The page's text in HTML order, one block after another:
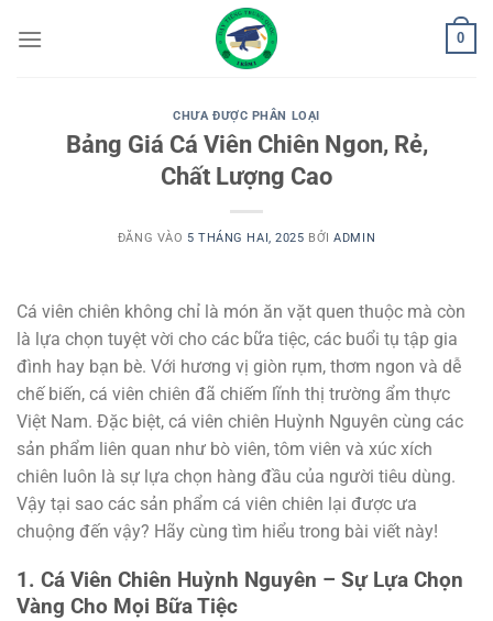
qua
0
CHƯA ĐƯỢC PHÂN LOẠI
Bảng Giá Cá Viên Chiên Ngon, Rẻ,
Chất Lượng Cao
ĐĂNG VÀO 5 THÁNG HAI, 2025 BỞIADMIN
Cá viên chiên không chỉ là món ăn vặt quen thuộc mà còn
là lựa chọn tuyệt vời cho các bữa tiệc, các buổi tụ tập gia
đình hay bạn bè. Với hương vị giòn rụm, thơm ngon và dễ
chế biến, cá viên chiên đã chiếm lĩnh thị trường ẩm thực
Việt Nam. Đặc biệt, cá viên chiên Huỳnh Nguyên cùng các
sản phẩm liên quan như bò viên, tôm viên và xúc xích
chiên luôn là sự lựa chọn hàng đầu của người tiêu dùng.
Vậy tại sao các sản phẩm cá viên chiên lại được ưa
chuộng đến vậy? Hãy cùng tìm hiểu trong bài viết này!
1. Cá Viên Chiên Huỳnh Nguyên – Sự Lựa Chọn
Vàng Cho Mọi Bữa Tiệc